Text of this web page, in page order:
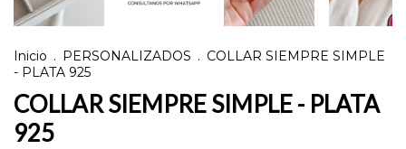
Inicio . PERSONALIZADOS . COLLAR SIEMPRE SIMPLE
- PLATA 925
COLLAR SIEMPRE SIMPLE - PLATA
925